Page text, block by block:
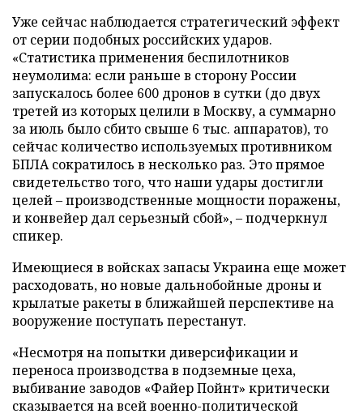
Уже сейчас наблюдается стратегический эффект
от серии подобных российских ударов.
«Статистика применения беспилотников
неумолима: если раньше в сторону России
запускалось более 600 дронов в сутки (до двух
третей из которых целили в Москву, а суммарно
за июль было сбито свыше 6 тыс. аппаратов), то
сейчас количество используемых противником
БПЛА сократилось в несколько раз. Это прямое
свидетельство того, что наши удары достигли
целей – производственные мощности поражены,
и конвейер дал серьезный сбой», – подчеркнул
спикер.
Имеющиеся в войсках запасы Украина еще может
расходовать, но новые дальнобойные дроны и
крылатые ракеты в ближайшей перспективе на
вооружение поступать перестанут.
«Несмотря на попытки диверсификации и
переноса производства в подземные цеха,
выбивание заводов «Файер Пойнт» критически
сказывается на всей военно-политической